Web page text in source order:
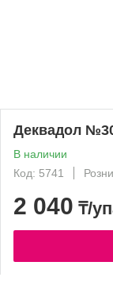
Деквадол
В наличии
Код: 5741
2 040 ₸/